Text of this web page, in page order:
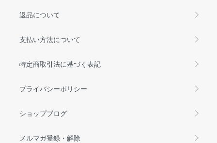
返品について
支払い方法について
特定商取引法に基づく表記
プライバシーポリシー
ショップブログ
メルマガ登録・解除